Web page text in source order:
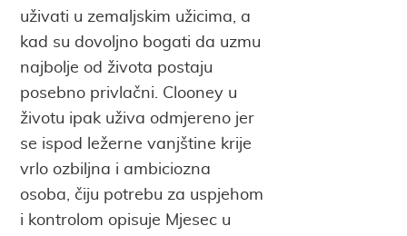
uživati u zemaljskim užicima, a
kad su dovoljno bogati da uzmu
najbolje od života postaju
posebno privlačni. Clooney u
životu ipak uživa odmjereno jer
se ispod ležerne vanjštine krije
vrlo ozbiljna i ambiciozna
osoba, čiju potrebu za uspjehom
i kontrolom opisuje Mjesec u